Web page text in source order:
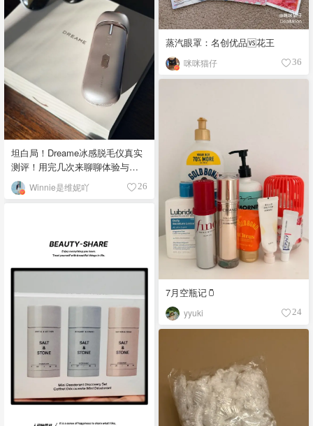
蒸汽眼罩：名创优品🆚花王
咪咪猫仔 36
坦白局！Dreame冰感脱毛仪真实
测评！用完几次来聊聊体验与利
弊🌿 Winnie是维妮吖 26
7月空瓶记🫙
yyuki 24